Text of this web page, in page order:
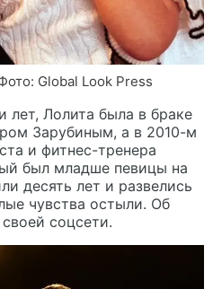
Global Look Press
лет, Лолита была в браке
Зарубиным, а в 2010-м
и фитнес-тренера
был младше певицы на
десять лет и развелись
чувства остыли. Об
соцсети.